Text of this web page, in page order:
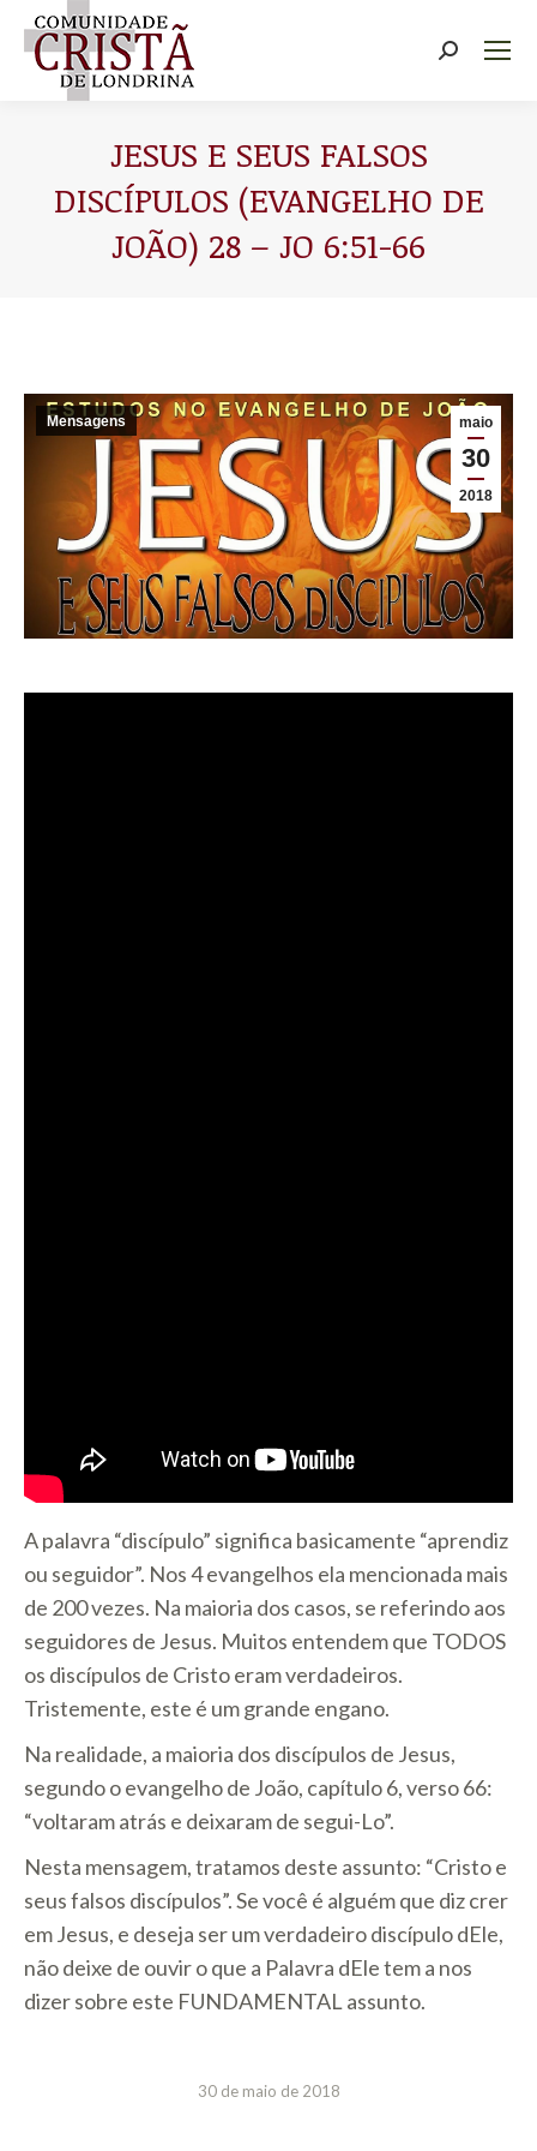
Buscar
JESUS E SEUS FALSOS
DISCÍPULOS (EVANGELHO DE
JOÃO) 28 – JO 6:51-66
maio
30
2018
Mensagens
A palavra “discípulo” significa basicamente “aprendiz
ou seguidor”. Nos 4 evangelhos ela mencionada mais
de 200 vezes. Na maioria dos casos, se referindo aos
seguidores de Jesus. Muitos entendem que TODOS
os discípulos de Cristo eram verdadeiros.
Tristemente, este é um grande engano.
Na realidade, a maioria dos discípulos de Jesus,
segundo o evangelho de João, capítulo 6, verso 66:
“voltaram atrás e deixaram de segui-Lo”.
Nesta mensagem, tratamos deste assunto: “Cristo e
seus falsos discípulos”. Se você é alguém que diz crer
em Jesus, e deseja ser um verdadeiro discípulo dEle,
não deixe de ouvir o que a Palavra dEle tem a nos
dizer sobre este FUNDAMENTAL assunto.
30 de maio de 2018